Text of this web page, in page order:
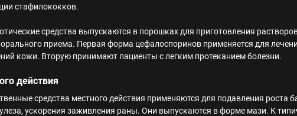
стафилококков.
средства выпускаются в порошках для приготовления
приема. Первая форма цефалоспоринов применяется для
кожи. Вторую принимают пациенты с легким протеканием болезни.
действия
средства местного действия применяются для подавления роста
ускорения заживления раны. Они выпускаются в форме мази. К